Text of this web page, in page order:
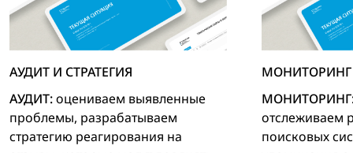
АУДИТ И СТРАТЕГИЯ
АУДИТ:оцениваем выявленные
проблемы, разрабатываем
стратегию реагирования на
МОНИТОРИНГ
отслеживаем
поисковых